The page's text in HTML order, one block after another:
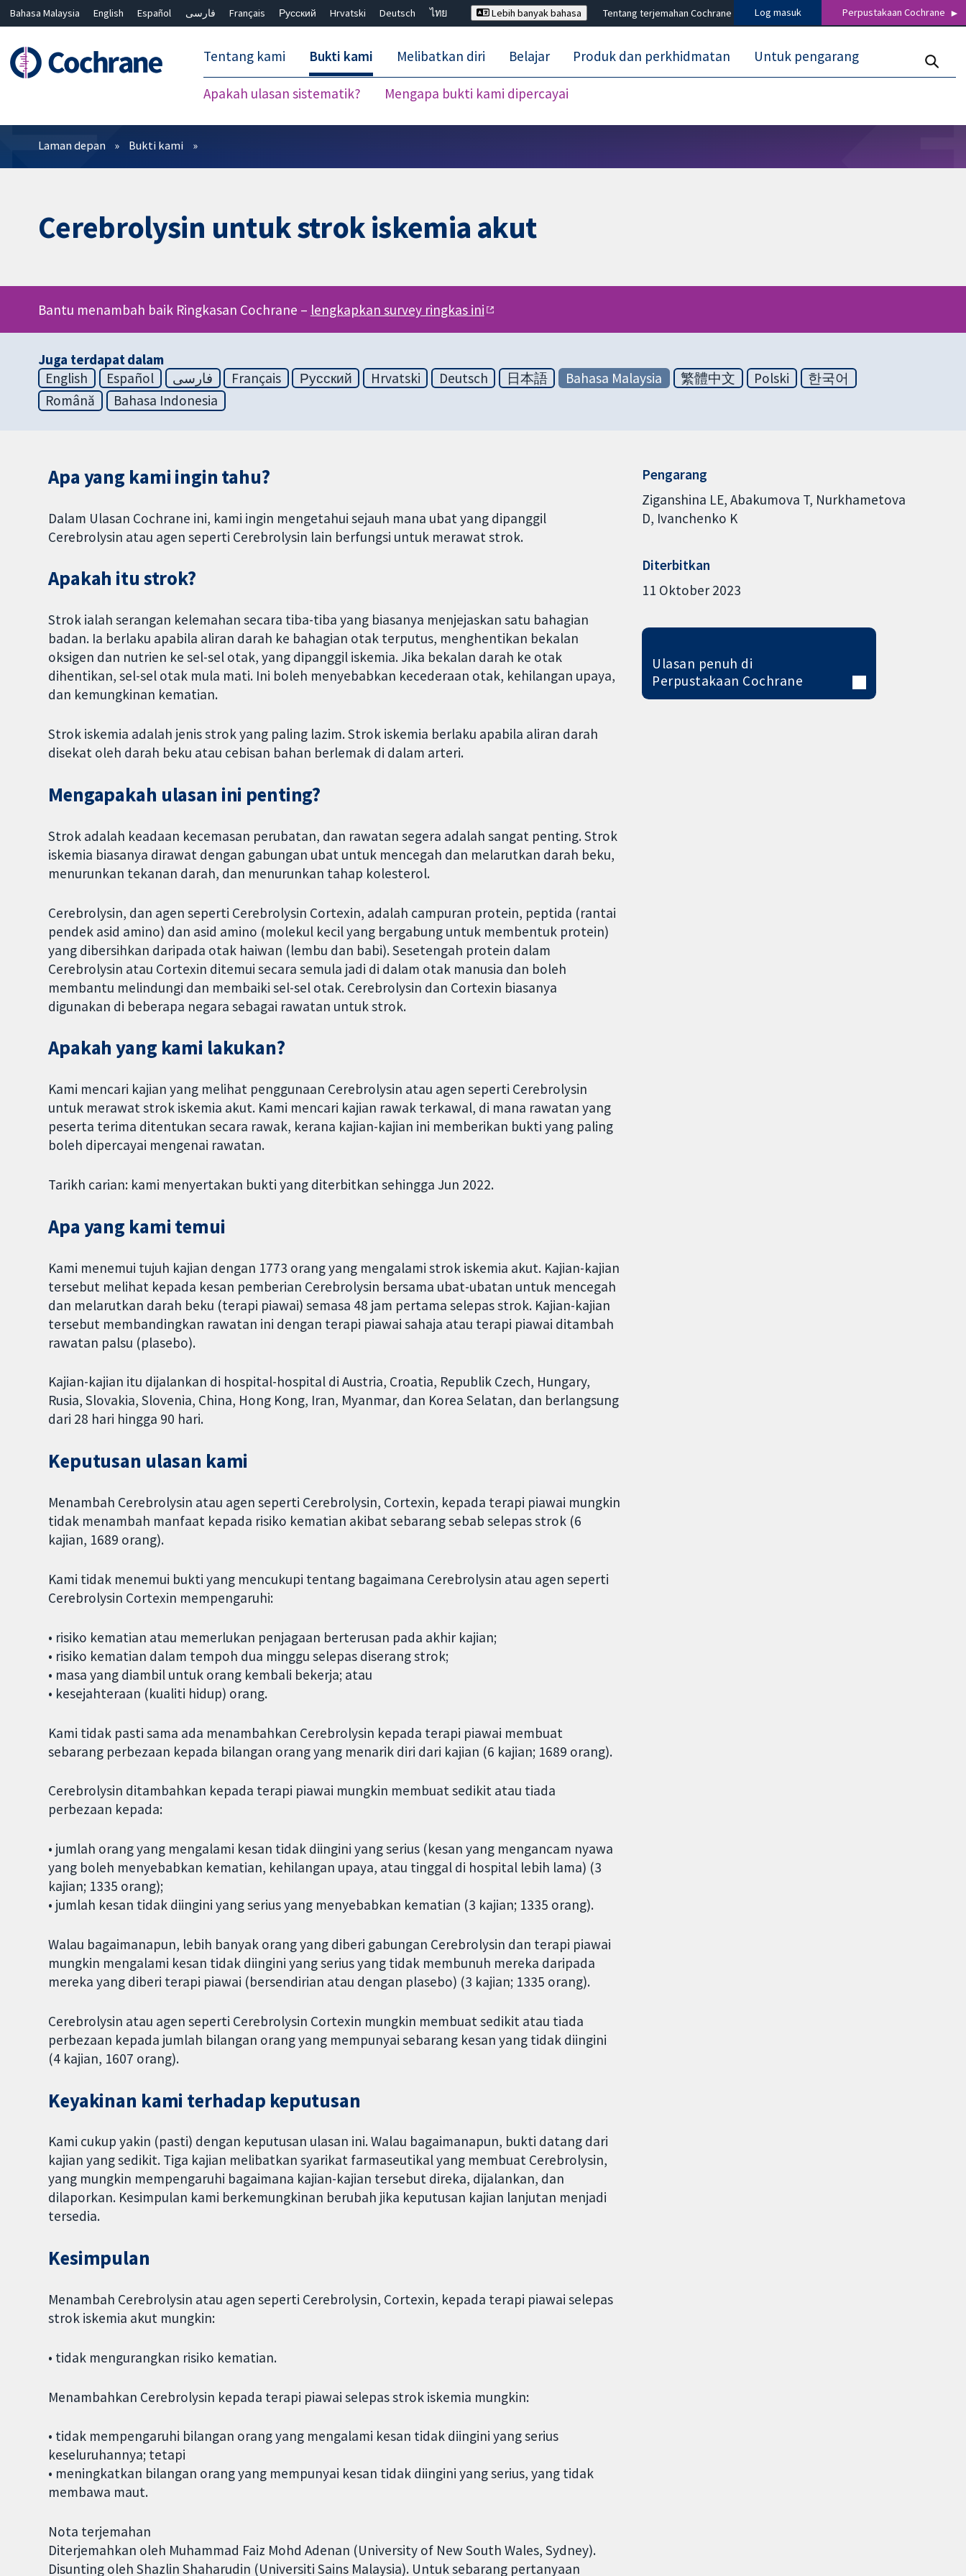
Bahasa Malaysia English Español فارسی Français Русский Hrvatski Deutsch
ไทย
Lebih banyak bahasa Tentang terjemahan Cochrane Log masuk Perpustakaan Cochrane
Tentang kami Bukti kami
Apakah ulasan sistematik? Mengapa bukti kami dipercayai
Melibatkan diri Belajar Produk dan perkhidmatan Untuk pengarang
Penapis
Laman depan Bukti kami
Cerebrolysin untuk strok iskemia akut
Bantu menambah baik Ringkasan Cochrane – lengkapkan survey ringkas ini
Juga terdapat dalam
English
Español فارسی Français Русский Hrvatski Deutsch 日本語 Bahasa Malaysia 繁體中文 Polski
한국어
Română
Bahasa Indonesia
Apa yang kami ingin tahu?
Dalam Ulasan Cochrane ini, kami ingin mengetahui sejauh mana ubat yang dipanggil
Cerebrolysin atau agen seperti Cerebrolysin lain berfungsi untuk merawat strok.
Apakah itu strok?
Strok ialah serangan kelemahan secara tiba-tiba yang biasanya menjejaskan satu bahagian
badan. Ia berlaku apabila aliran darah ke bahagian otak terputus, menghentikan bekalan
oksigen dan nutrien ke sel-sel otak, yang dipanggil iskemia. Jika bekalan darah ke otak
dihentikan, sel-sel otak mula mati. Ini boleh menyebabkan kecederaan otak, kehilangan upaya,
dan kemungkinan kematian.
Strok iskemia adalah jenis strok yang paling lazim. Strok iskemia berlaku apabila aliran darah
disekat oleh darah beku atau cebisan bahan berlemak di dalam arteri.
Mengapakah ulasan ini penting?
Strok adalah keadaan kecemasan perubatan, dan rawatan segera adalah sangat penting. Strok
iskemia biasanya dirawat dengan gabungan ubat untuk mencegah dan melarutkan darah beku,
menurunkan tekanan darah, dan menurunkan tahap kolesterol.
Cerebrolysin, dan agen seperti Cerebrolysin Cortexin, adalah campuran protein, peptida (rantai
pendek asid amino) dan asid amino (molekul kecil yang bergabung untuk membentuk protein)
yang dibersihkan daripada otak haiwan (lembu dan babi). Sesetengah protein dalam
Cerebrolysin atau Cortexin ditemui secara semula jadi di dalam otak manusia dan boleh
membantu melindungi dan membaiki sel-sel otak. Cerebrolysin dan Cortexin biasanya
digunakan di beberapa negara sebagai rawatan untuk strok.
Apakah yang kami lakukan?
Kami mencari kajian yang melihat penggunaan Cerebrolysin atau agen seperti Cerebrolysin
untuk merawat strok iskemia akut. Kami mencari kajian rawak terkawal, di mana rawatan yang
peserta terima ditentukan secara rawak, kerana kajian-kajian ini memberikan bukti yang paling
boleh dipercayai mengenai rawatan.
Tarikh carian: kami menyertakan bukti yang diterbitkan sehingga Jun 2022.
Apa yang kami temui
Kami menemui tujuh kajian dengan 1773 orang yang mengalami strok iskemia akut. Kajian-kajian
tersebut melihat kepada kesan pemberian Cerebrolysin bersama ubat-ubatan untuk mencegah
dan melarutkan darah beku (terapi piawai) semasa 48 jam pertama selepas strok. Kajian-kajian
tersebut membandingkan rawatan ini dengan terapi piawai sahaja atau terapi piawai ditambah
rawatan palsu (plasebo).
Kajian-kajian itu dijalankan di hospital-hospital di Austria, Croatia, Republik Czech, Hungary,
Rusia, Slovakia, Slovenia, China, Hong Kong, Iran, Myanmar, dan Korea Selatan, dan berlangsung
dari 28 hari hingga 90 hari.
Keputusan ulasan kami
Menambah Cerebrolysin atau agen seperti Cerebrolysin, Cortexin, kepada terapi piawai mungkin
tidak menambah manfaat kepada risiko kematian akibat sebarang sebab selepas strok (6
kajian, 1689 orang).
Kami tidak menemui bukti yang mencukupi tentang bagaimana Cerebrolysin atau agen seperti
Cerebrolysin Cortexin mempengaruhi:
• risiko kematian atau memerlukan penjagaan berterusan pada akhir kajian;
• risiko kematian dalam tempoh dua minggu selepas diserang strok;
• masa yang diambil untuk orang kembali bekerja; atau
• kesejahteraan (kualiti hidup) orang.
Kami tidak pasti sama ada menambahkan Cerebrolysin kepada terapi piawai membuat
sebarang perbezaan kepada bilangan orang yang menarik diri dari kajian (6 kajian; 1689 orang).
Cerebrolysin ditambahkan kepada terapi piawai mungkin membuat sedikit atau tiada
perbezaan kepada:
• jumlah orang yang mengalami kesan tidak diingini yang serius (kesan yang mengancam nyawa
yang boleh menyebabkan kematian, kehilangan upaya, atau tinggal di hospital lebih lama) (3
kajian; 1335 orang);
• jumlah kesan tidak diingini yang serius yang menyebabkan kematian (3 kajian; 1335 orang).
Walau bagaimanapun, lebih banyak orang yang diberi gabungan Cerebrolysin dan terapi piawai
mungkin mengalami kesan tidak diingini yang serius yang tidak membunuh mereka daripada
mereka yang diberi terapi piawai (bersendirian atau dengan plasebo) (3 kajian; 1335 orang).
Cerebrolysin atau agen seperti Cerebrolysin Cortexin mungkin membuat sedikit atau tiada
perbezaan kepada jumlah bilangan orang yang mempunyai sebarang kesan yang tidak diingini
(4 kajian, 1607 orang).
Keyakinan kami terhadap keputusan
Kami cukup yakin (pasti) dengan keputusan ulasan ini. Walau bagaimanapun, bukti datang dari
kajian yang sedikit. Tiga kajian melibatkan syarikat farmaseutikal yang membuat Cerebrolysin,
yang mungkin mempengaruhi bagaimana kajian-kajian tersebut direka, dijalankan, dan
dilaporkan. Kesimpulan kami berkemungkinan berubah jika keputusan kajian lanjutan menjadi
tersedia.
Kesimpulan
Menambah Cerebrolysin atau agen seperti Cerebrolysin, Cortexin, kepada terapi piawai selepas
strok iskemia akut mungkin:
• tidak mengurangkan risiko kematian.
Menambahkan Cerebrolysin kepada terapi piawai selepas strok iskemia mungkin:
• tidak mempengaruhi bilangan orang yang mengalami kesan tidak diingini yang serius
keseluruhannya; tetapi
• meningkatkan bilangan orang yang mempunyai kesan tidak diingini yang serius, yang tidak
membawa maut.
Nota terjemahan
Diterjemahkan oleh Muhammad Faiz Mohd Adenan (University of New South Wales, Sydney).
Disunting oleh Shazlin Shaharudin (Universiti Sains Malaysia). Untuk sebarang pertanyaan
Pengarang
Ziganshina LE Abakumova T Nurkhametova
D Ivanchenko K
Diterbitkan
11 Oktober 2023
Ulasan penuh di
Perpustakaan Cochrane